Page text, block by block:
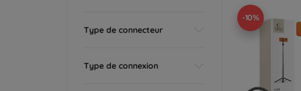
Type de connecteur
Type de connexion
-10%